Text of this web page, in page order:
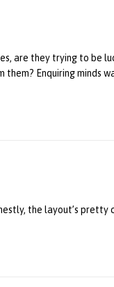
are they trying to be
Enquiring minds
the layout’s pretty